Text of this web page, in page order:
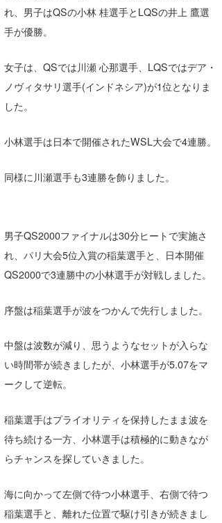
れ、男子はQSの小林 桂選手とLQSの井上 鷹選
手が優勝。
女子は、QSでは川瀬 心那選手、LQSではデア・
ノヴィタサリ選手(インドネシア)が1位となりま
した。
小林選手は日本で開催されたWSL大会で4連勝。
同様に川瀬選手も3連勝を飾りました。
男子QS2000ファイナルは30分ヒートで実施さ
れ、パリ大会5位入賞の稲葉選手と、日本開催
QS2000で3連勝中の小林選手が対戦しました。
序盤は稲葉選手が波をつかんで先行しました。
中盤は波数が減り、思うようなセットが入らな
い時間帯が続きましたが、小林選手が5.07をマ
ークして逆転。
稲葉選手はプライオリティを保持したまま波を
待ち続ける一方、小林選手は積極的に動きなが
らチャンスを探していきました。
海に向かって左側で待つ小林選手、右側で待つ
稲葉選手と、離れた位置で駆け引きが続きまし
上田純子
上條将美
唐澤予報士
SancheZ
米山予報士
wanda
banpaku